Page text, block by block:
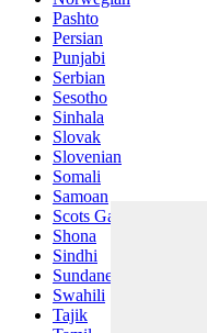
Pashto
Persian
Punjabi
Serbian
Sesotho
Sinhala
Slovak
Slovenian
Somali
Samoan
Scots Gaelic
Shona
Sindhi
Sundanese
Swahili
Tajik